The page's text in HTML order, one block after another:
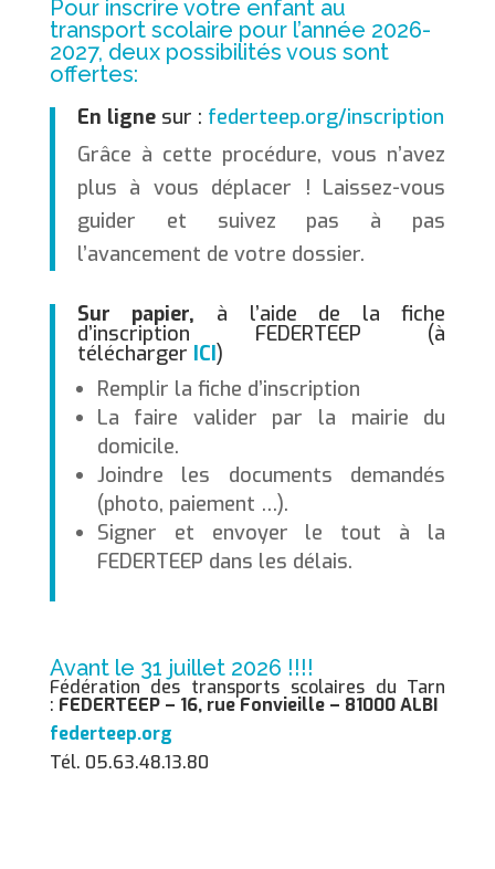
Pour inscrire votre enfant au
transport scolaire pour l’année 2026-
2027, deux possibilités vous sont
offertes:
En lignesur : federteep.org/inscription
Grâce à cette procédure, vous n’avez
plus à vous déplacer ! Laissez-vous
guider et suivez pas à pas
l’avancement de votre dossier.
Sur papier, à l’aide de la fiche
d’inscription FEDERTEEP (à
télécharger ICI)
Remplir la fiche d’inscription
La faire valider par la mairie du
domicile.
Joindre les documents demandés
(photo, paiement …).
Signer et envoyer le tout à la
FEDERTEEP dans les délais.
Avant le 31 juillet 2026 !!!!
Fédération des transports scolaires du Tarn
: FEDERTEEP – 16, rue Fonvieille – 81000 ALBI
federteep.org
Tél. 05.63.48.13.80